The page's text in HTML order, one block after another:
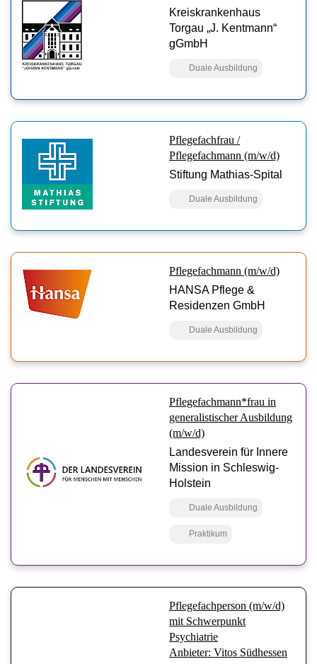
Kreiskrankenhaus
Torgau „J. Kentmann“
gGmbH
Duale Ausbildung
Pflegefachfrau /
Pflegefachmann (m/w/d)
Stiftung Mathias-Spital
Duale Ausbildung
Pflegefachmann (m/w/d)
HANSA Pflege &
Residenzen GmbH
Duale Ausbildung
Pflegefachmann*frau in
generalistischer Ausbildung
(m/w/d)
Landesverein für Innere
Mission in Schleswig-
Holstein
Duale Ausbildung
Praktikum
Pflegefachperson (m/w/d)
mit Schwerpunkt
Psychiatrie
Anbieter: Vitos Südhessen